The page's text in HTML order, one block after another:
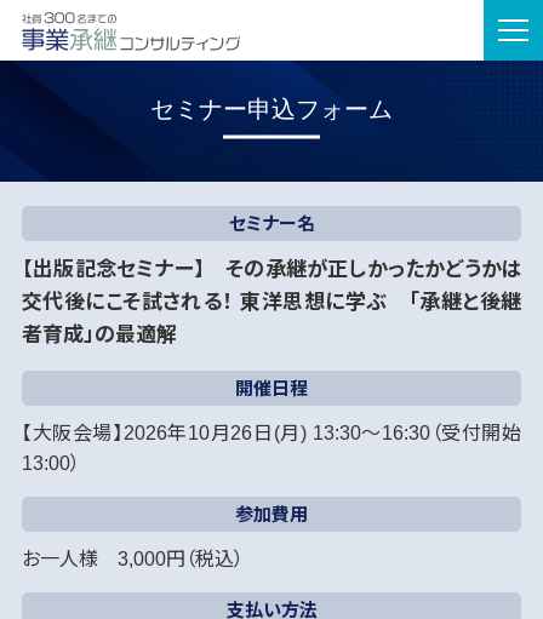
セミナー申込フォーム
セミナー名
【出版記念セミナー】 その承継が正しかったかどうかは
交代後にこそ試される！ 東洋思想に学ぶ 「承継と後継
者育成」の最適解
開催日程
【大阪会場】2026年10月26日(月) 13:30～16:30（受付開始
13:00）
参加費用
お一人様 3,000円（税込）
支払い方法